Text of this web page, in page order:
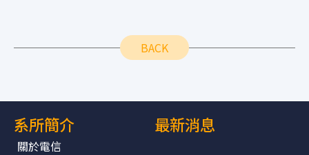
BACK
系所簡介
關於電信
最新消息